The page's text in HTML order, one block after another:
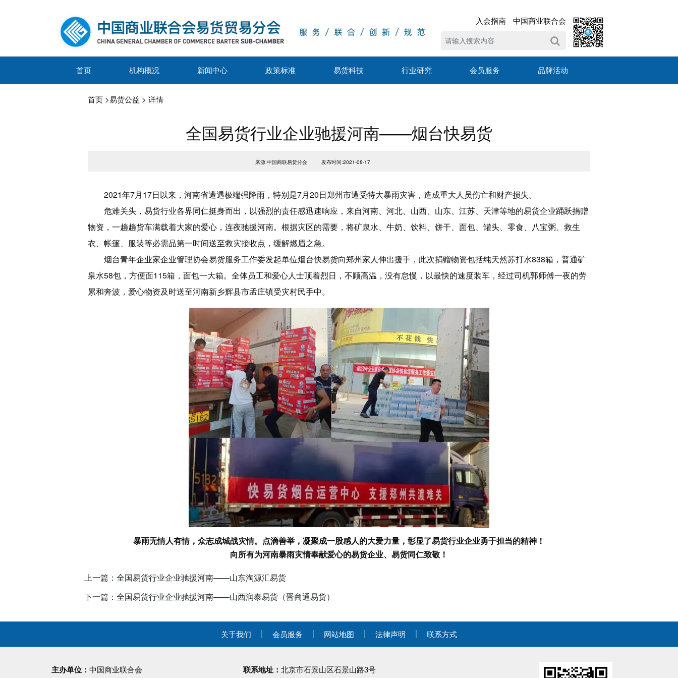
入会指南 中国商业联合会
首页 机构概况 新闻中心 政策标准 易货科技 行业研究 会员服务 品牌活动
首页 >易货公益 > 详情
全国易货行业企业驰援河南——烟台快易货
来源:中国商联易货分会 发布时间:2021-08-17
2021年7月17日以来，河南省遭遇极端强降雨，特别是7月20日郑州市遭受特大暴雨灾害，造成重大人员伤亡和财产损失。
危难关头，易货行业各界同仁挺身而出，以强烈的责任感迅速响应，来自河南、河北、山西、山东、江苏、天津等地的易货企业踊跃捐赠
物资，一趟趟货车满载着大家的爱心，连夜驰援河南。根据灾区的需要，将矿泉水、牛奶、饮料、饼干、面包、罐头、零食、八宝粥、救生
衣、帐篷、服装等必需品第一时间送至救灾接收点，缓解燃眉之急。
烟台青年企业家企业管理协会易货服务工作委发起单位烟台快易货向郑州家人伸出援手，此次捐赠物资包括纯天然苏打水838箱，普通矿
泉水58包，方便面115箱，面包一大箱。全体员工和爱心人士顶着烈日，不顾高温，没有怠慢，以最快的速度装车，经过司机郭师傅一夜的劳
累和奔波，爱心物资及时送至河南新乡辉县市孟庄镇受灾村民手中。
暴雨无情人有情，众志成城战灾情。点滴善举，凝聚成一股感人的大爱力量，彰显了易货行业企业勇于担当的精神！
向所有为河南暴雨灾情奉献爱心的易货企业、易货同仁致敬！
上一篇：全国易货行业企业驰援河南——山东淘源汇易货
下一篇：全国易货行业企业驰援河南——山西润泰易货（晋商通易货）
关于我们 会员服务 网站地图 法律声明 联系方式
主办单位： 中国商业联合会 联系地址： 北京市石景山区石景山路3号